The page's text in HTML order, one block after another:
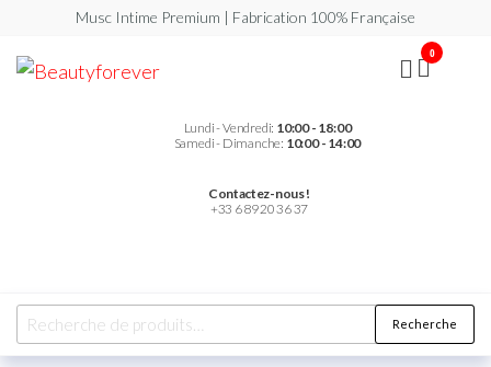
Musc Intime Premium | Fabrication 100% Française
Lundi - Vendredi: 10:00 - 18:00
Samedi - Dimanche: 10:00 - 14:00
Contactez-nous !
+33 6 89 20 36 37
0
Recherche